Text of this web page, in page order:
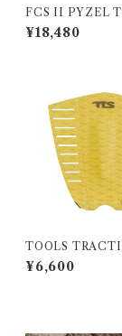
FCS II PYZEL
T
¥18,480
TOOLS
NOR NARROW
コナー ナロー
¥6,600